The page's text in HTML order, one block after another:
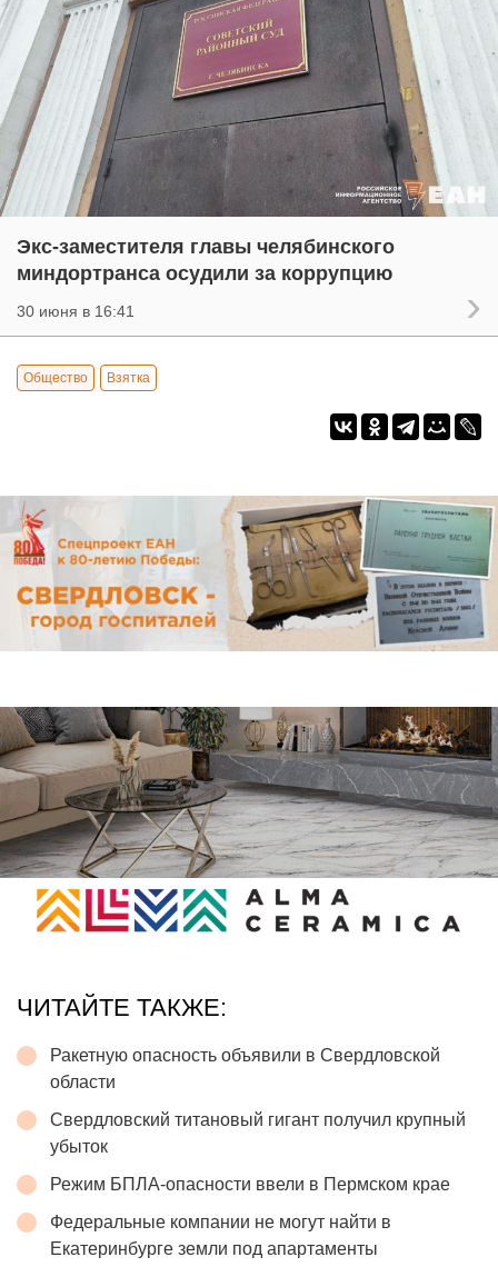
Экс-заместителя главы челябинского
миндортранса осудили за коррупцию
30 июня в 16:41
Общество Взятка
ЧИТАЙТЕ ТАКЖЕ:
Ракетную опасность объявили в Свердловской
области
Свердловский титановый гигант получил крупный
убыток
Режим БПЛА-опасности ввели в Пермском крае
Федеральные компании не могут найти в
Екатеринбурге земли под апартаменты